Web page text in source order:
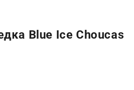
Blue Ice Choucas